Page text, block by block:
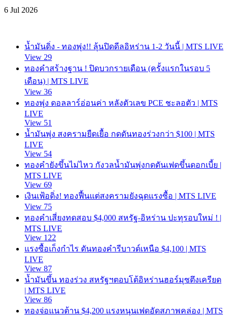
6 Jul 2026
น้ำมันดิ่ง - ทองพุ่ง!! ลุ้นปิดดีลอิหร่าน 1-2 วันนี้ | MTS LIVE
View 29
ทองคำสร้างฐาน ! ปิดบวกรายเดือน (ครั้งแรกในรอบ 5
เดือน) | MTS LIVE
View 36
ทองพุ่ง ดอลลาร์อ่อนค่า หลังตัวเลข PCE ชะลอตัว | MTS
LIVE
View 51
น้ำมันพุ่ง สงครามยืดเยื้อ กดดันทองร่วงกว่า $100 | MTS
LIVE
View 54
ทองคำยังขึ้นไม่ไหว กังวลน้ำมันพุ่งกดดันเฟดขึ้นดอกเบี้ย |
MTS LIVE
View 69
เงินเฟ้อดิ่ง! ทองฟื้นแต่สงครามยังฉุดแรงซื้อ | MTS LIVE
View 75
ทองคำเสี่ยงทดสอบ $4,000 สหรัฐ-อิหร่าน ปะทุรอบใหม่ ! |
MTS LIVE
View 122
แรงซื้อเก็งกำไร ดันทองคำรีบาวด์เหนือ $4,100 | MTS
LIVE
View 87
น้ำมันขึ้น ทองร่วง สหรัฐฯตอบโต้อิหร่านฮอร์มุซตึงเครียด
| MTS LIVE
View 86
ทองจ่อแนวต้าน $4,200 แรงหนุนเฟดอัดสภาพคล่อง | MTS